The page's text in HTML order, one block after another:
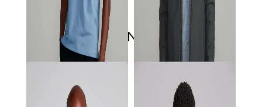
ÚLTIMOS LANÇAMENTOS